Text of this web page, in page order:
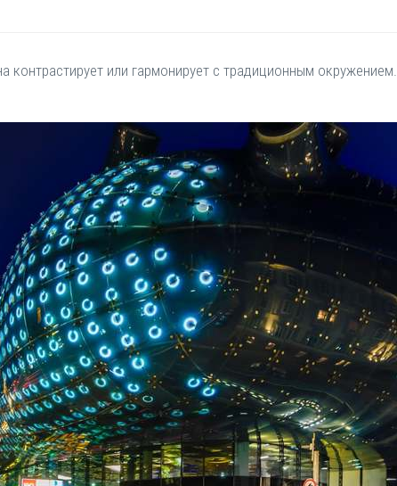
контрастирует или гармонирует с традиционным окружением.